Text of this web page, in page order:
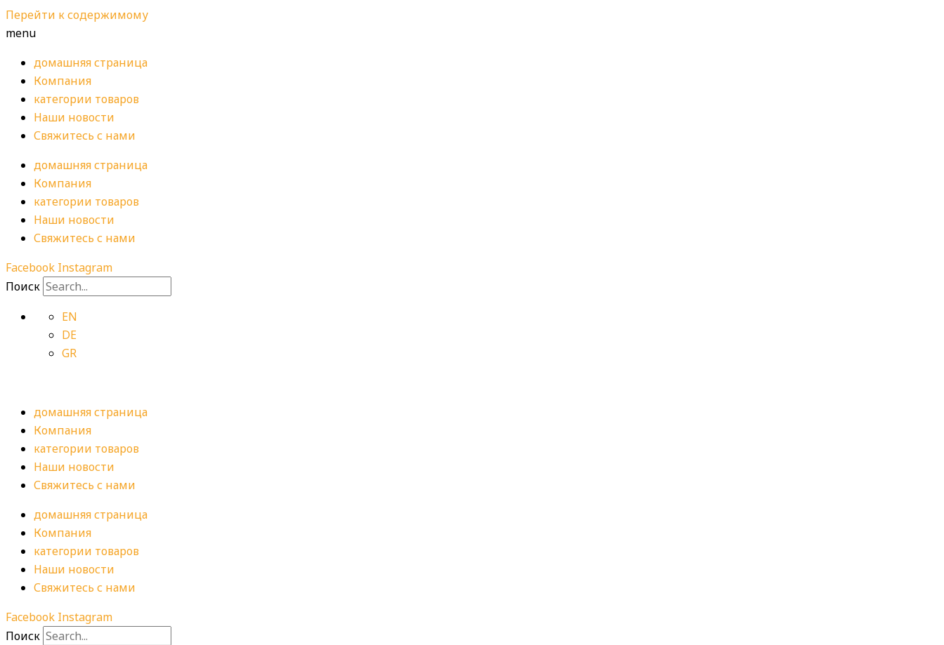
Перейти к содержимому
menu
домашняя страница
Компания
категории товаров
Наши новости
Свяжитесь с нами
домашняя страница
Компания
категории товаров
Наши новости
Свяжитесь с нами
Facebook Instagram
Поиск
EN
DE
GR
домашняя страница
Компания
категории товаров
Наши новости
Свяжитесь с нами
домашняя страница
Компания
категории товаров
Наши новости
Свяжитесь с нами
Facebook Instagram
Поиск